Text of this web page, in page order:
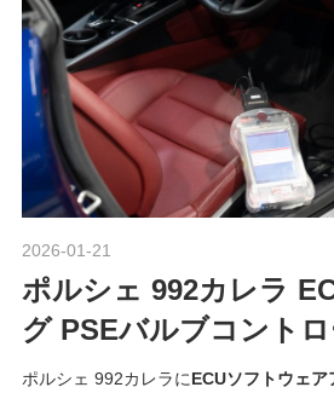
c
h
e
ポ
シ
ェ
純
正
パ
ー
2026-01-21
ポルシェ 992カレラ
グ PSEバルブコント
ポルシェ 992カレラにECUソフトウェア